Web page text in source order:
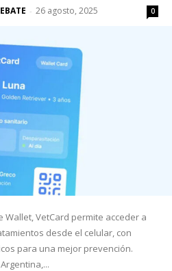
- 26 agosto, 2025 0
Wallet, VetCard permite acceder a
desde el celular, con
para una mejor prevención.